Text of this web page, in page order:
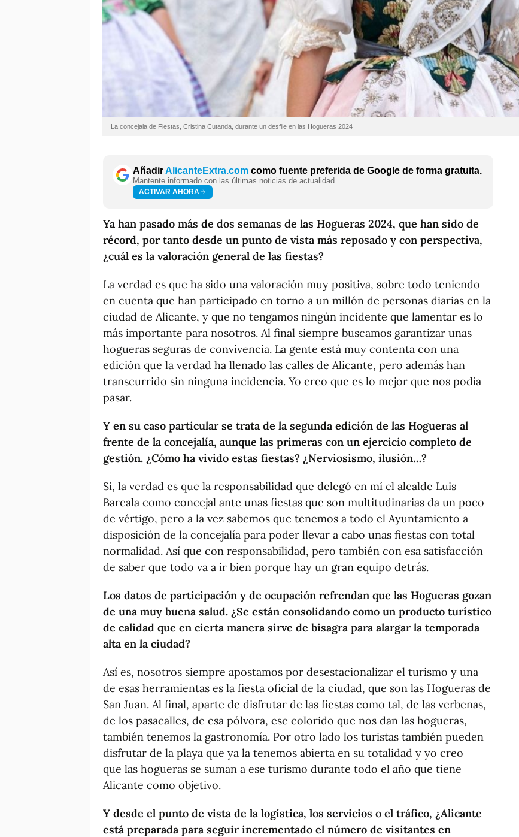
La concejala de Fiestas, Cristina Cutanda, durante un desfile en las Hogueras 2024
AñadirAlicanteExtra.com como fuente preferida de Google de forma gratuita.
Mantente informado con las últimas noticias de actualidad.
ACTIVAR AHORA
Ya han pasado más de dos semanas de las Hogueras 2024, que han sido de
récord, por tanto desde un punto de vista más reposado y con perspectiva,
¿cuál es la valoración general de las fiestas?
La verdad es que ha sido una valoración muy positiva, sobre todo teniendo
en cuenta que han participado en torno a un millón de personas diarias en la
ciudad de Alicante, y que no tengamos ningún incidente que lamentar es lo
más importante para nosotros. Al final siempre buscamos garantizar unas
hogueras seguras de convivencia. La gente está muy contenta con una
edición que la verdad ha llenado las calles de Alicante, pero además han
transcurrido sin ninguna incidencia. Yo creo que es lo mejor que nos podía
pasar.
Y en su caso particular se trata de la segunda edición de las Hogueras al
frente de la concejalía, aunque las primeras con un ejercicio completo de
gestión. ¿Cómo ha vivido estas fiestas? ¿Nerviosismo, ilusión…?
Sí, la verdad es que la responsabilidad que delegó en mí el alcalde Luis
Barcala como concejal ante unas fiestas que son multitudinarias da un poco
de vértigo, pero a la vez sabemos que tenemos a todo el Ayuntamiento a
disposición de la concejalía para poder llevar a cabo unas fiestas con total
normalidad. Así que con responsabilidad, pero también con esa satisfacción
de saber que todo va a ir bien porque hay un gran equipo detrás.
Los datos de participación y de ocupación refrendan que las Hogueras gozan
de una muy buena salud. ¿Se están consolidando como un producto turístico
de calidad que en cierta manera sirve de bisagra para alargar la temporada
alta en la ciudad?
Así es, nosotros siempre apostamos por desestacionalizar el turismo y una
de esas herramientas es la fiesta oficial de la ciudad, que son las Hogueras de
San Juan. Al final, aparte de disfrutar de las fiestas como tal, de las verbenas,
de los pasacalles, de esa pólvora, ese colorido que nos dan las hogueras,
también tenemos la gastronomía. Por otro lado los turistas también pueden
disfrutar de la playa que ya la tenemos abierta en su totalidad y yo creo
que las hogueras se suman a ese turismo durante todo el año que tiene
Alicante como objetivo.
Y desde el punto de vista de la logística, los servicios o el tráfico, ¿Alicante
está preparada para seguir incrementado el número de visitantes en